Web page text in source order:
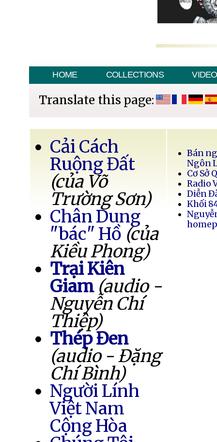
HOME COLLECTIONS VIDEO
Translate this page:
Cải Cách
Ruộng Đất
(của Võ
Trường Sơn)
Chân Dung
"bác" Hồ (của
Kiều Phong)
Trại Kiên
Giam (audio -
Nguyễn Chí
Thiệp)
Thép Đen
(audio - Đặng
Chí Bình)
Người Lính
Việt Nam
Cộng Hòa
Bán
Ngôn
Cơ Sở
Radio
Diễn
Khối